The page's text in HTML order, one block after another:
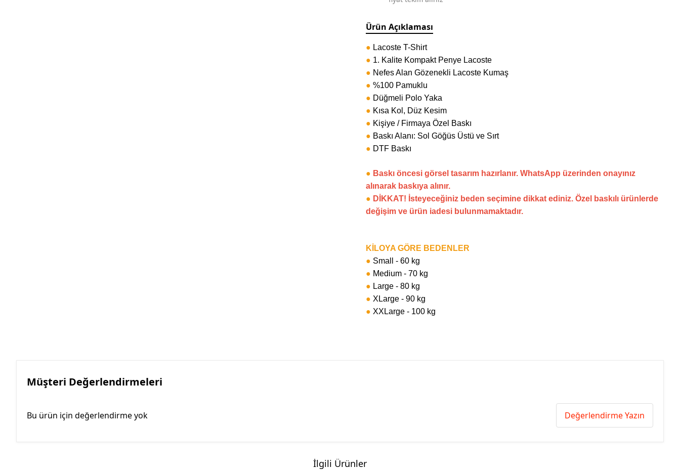
Ürün Açıklaması
● Lacoste T-Shirt
● 1. Kalite Kompakt Penye Lacoste
● Nefes Alan Gözenekli Lacoste Kumaş
●%100 Pamuklu
● Düğmeli Polo Yaka
● Kısa Kol, Düz Kesim
● Kişiye / Firmaya Özel Baskı
● Baskı Alanı: Sol Göğüs Üstü ve Sırt
● DTF Baskı
● Baskı öncesi görsel tasarım hazırlanır. WhatsApp üzerinden onayınız
alınarak baskıya alınır.
● DİKKAT! İsteyeceğiniz beden seçimine dikkat ediniz. Özel baskılı ürünlerde
değişim ve ürün iadesi bulunmamaktadır.
KİLOYA GÖRE BEDENLER
● Small - 60 kg
● Medium - 70 kg
● Large - 80 kg
● XLarge - 90 kg
● XXLarge - 100 kg
Müşteri Değerlendirmeleri
Bu ürün için değerlendirme yok Değerlendirme Yazın
İlgili Ürünler